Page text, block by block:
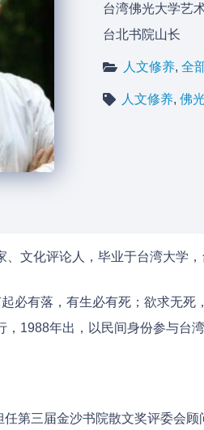
台湾佛光大学艺
台北书院山长
人文修养, 全
人文修养, 佛
、文化评论人，毕业于台湾大学，
必有落，有生必有死；欲求无
，1988年出，以民间身份参与台
第三届金沙书院散文奖评委会顾